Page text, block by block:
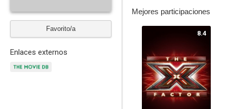
Favorito/a
Enlaces externos
Mejores participaciones
8.4